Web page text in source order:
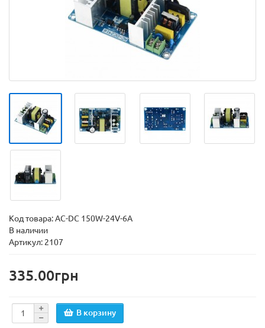
Код товара:AC-DC 150W-24V-6A
В наличии
Артикул: 2107
335.00грн
В корзину